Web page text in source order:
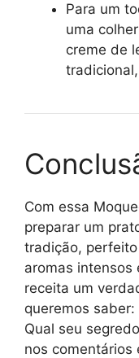
Para um
uma
creme de
Com essa
preparar um
tradição,
aromas intensos
receita um
queremos
Qual seu
nos comentários